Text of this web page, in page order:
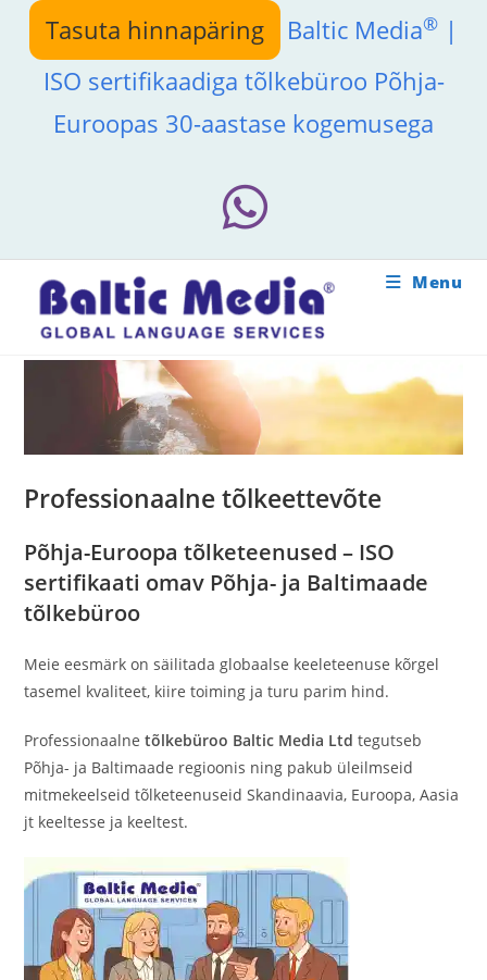
content
Tasuta hinnapäring Baltic Media® |
ISO sertifikaadiga tõlkebüroo Põhja-
Euroopas 30-aastase kogemusega
Menu
Professionaalne tõlkeettevõte
Põhja-Euroopa tõlketeenused – ISO
sertifikaati omav Põhja- ja Baltimaade
tõlkebüroo
Meie eesmärk on säilitada globaalse keeleteenuse kõrgel
tasemel kvaliteet, kiire toiming ja turu parim hind.
Professionaalnetõlkebüroo Baltic Media Ltd tegutseb
Põhja- ja Baltimaade regioonis ning pakub üleilmseid
mitmekeelseid tõlketeenuseid Skandinaavia, Euroopa, Aasia
jt keeltesse ja keeltest.